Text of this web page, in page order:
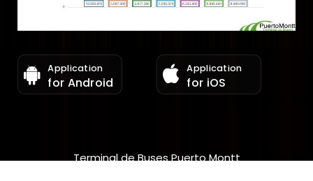
Application
for Android
Application
for iOS
Terminal de Buses Puerto Montt